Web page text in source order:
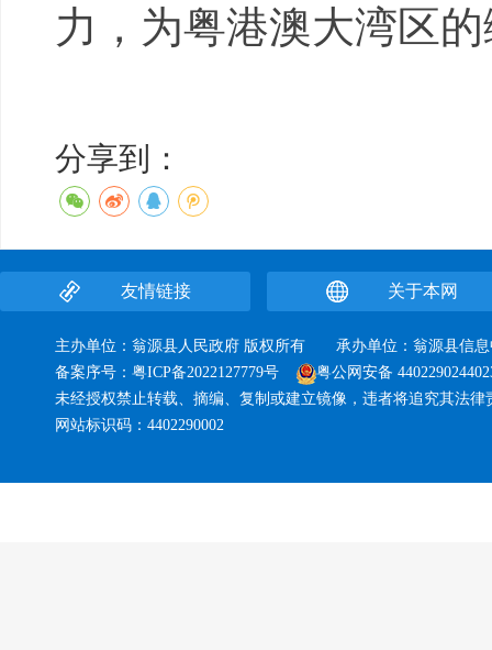
力，为粤港澳大湾区
分享到：
友情链接 关于本网
主办单位：翁源县人民政府 版权所有 承办单位：翁源县
备案序号： 粤ICP备2022127779号
粤公网安备
未经授权禁止转载、摘编、复制或建立镜像，违者将追究其法律
网站标识码：4402290002